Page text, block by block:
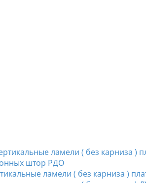
ламели ( без карниза )